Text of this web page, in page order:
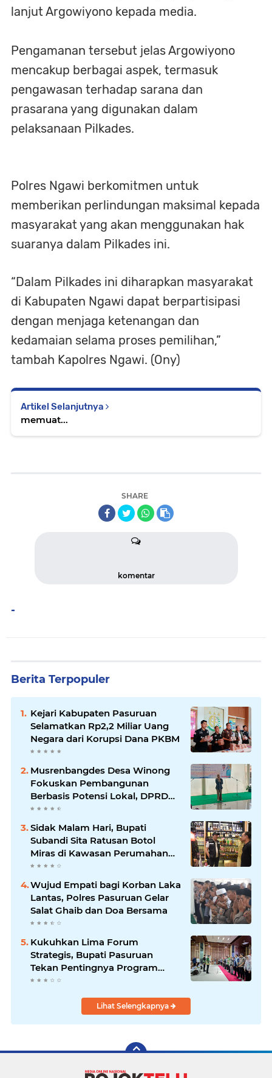
lanjut Argowiyono kepada media.
Pengamanan tersebut jelas Argowiyono
mencakup berbagai aspek, termasuk
pengawasan terhadap sarana dan
prasarana yang digunakan dalam
pelaksanaan Pilkades.
Polres Ngawi berkomitmen untuk
memberikan perlindungan maksimal kepada
masyarakat yang akan menggunakan hak
suaranya dalam Pilkades ini.
“Dalam Pilkades ini diharapkan masyarakat
di Kabupaten Ngawi dapat berpartisipasi
dengan menjaga ketenangan dan
kedamaian selama proses pemilihan,”
tambah Kapolres Ngawi. (Ony)
Artikel Selanjutnya
memuat...
SHARE
komentar
-
Berita Terpopuler
Kejari Kabupaten Pasuruan
Selamatkan Rp2,2 Miliar Uang
Negara dari Korupsi Dana PKBM
Musrenbangdes Desa Winong
Fokuskan Pembangunan
Berbasis Potensi Lokal, DPRD
Optimistis Meski Dihantam
Sidak Malam Hari, Bupati
Subandi Sita Ratusan Botol
Miras di Kawasan Perumahan
Sidoarjo
Wujud Empati bagi Korban Laka
Lantas, Polres Pasuruan Gelar
Salat Ghaib dan Doa Bersama
Kukuhkan Lima Forum
Strategis, Bupati Pasuruan
Tekan Pentingnya Program
Nyata untuk Rakyat
Lihat Selengkapnya